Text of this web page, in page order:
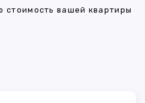
стоимость вашей квартиры